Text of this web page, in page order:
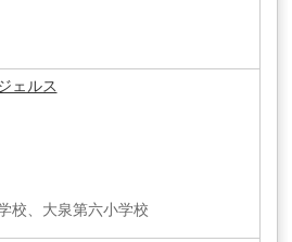
ェルス
校、大泉第六小学校